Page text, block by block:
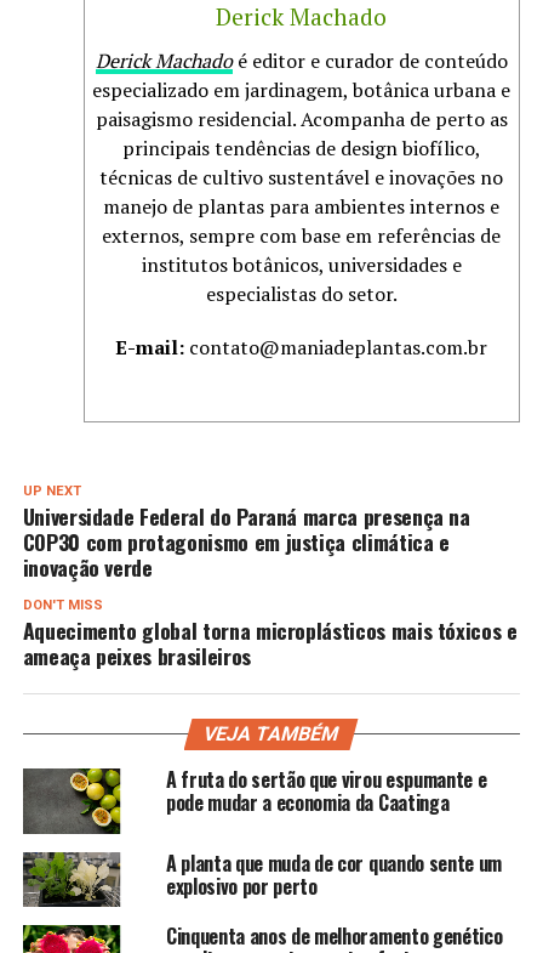
Derick Machado
Derick Machadoé editor e curador de conteúdo
especializado em jardinagem, botânica urbana e
paisagismo residencial. Acompanha de perto as
principais tendências de design biofílico,
técnicas de cultivo sustentável e inovações no
manejo de plantas para ambientes internos e
externos, sempre com base em referências de
institutos botânicos, universidades e
especialistas do setor.
E-mail: contato@maniadeplantas.com.br
UP NEXT
Universidade Federal do Paraná marca presença na
COP30 com protagonismo em justiça climática e
inovação verde
DON'T MISS
Aquecimento global torna microplásticos mais tóxicos e
ameaça peixes brasileiros
VEJA TAMBÉM
A fruta do sertão que virou espumante e
pode mudar a economia da Caatinga
A planta que muda de cor quando sente um
explosivo por perto
Cinquenta anos de melhoramento genético